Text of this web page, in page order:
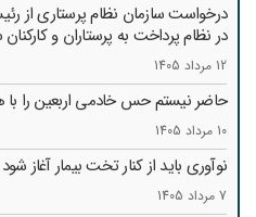
درخواست سازمان نظام پرستاری از
در نظام پرداخت به پرستاران و
12 مرداد 1405
حاضر نیستم حس خادمی اربعین را
10 مرداد 1405
نوآوری باید از کنار تخت بیمار آغاز شود
7 مرداد 1405